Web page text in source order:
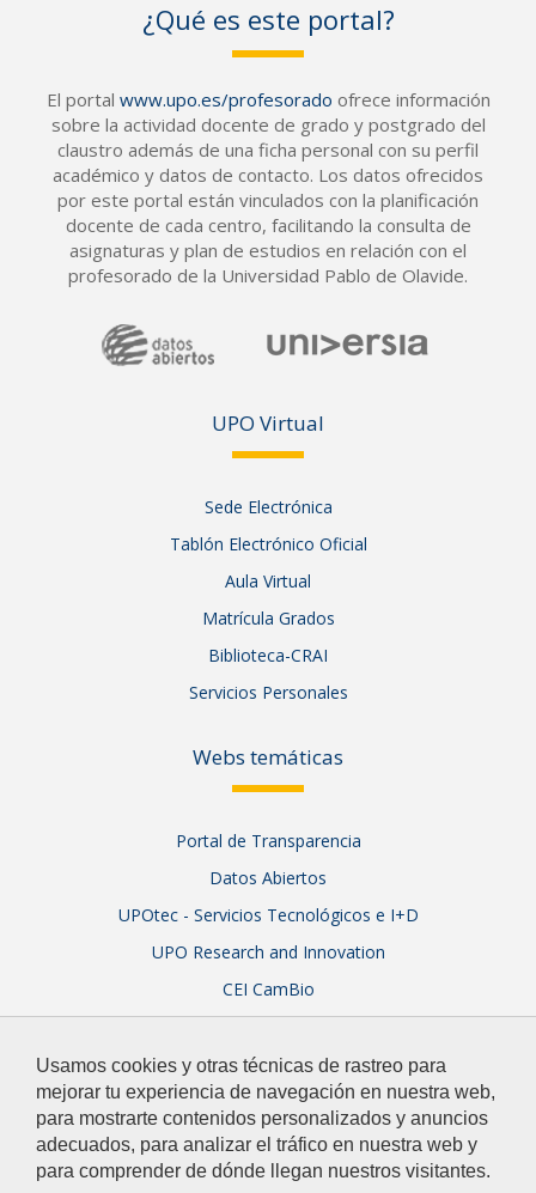
Usamos cookies y otras técnicas de rastreo para
mejorar tu experiencia de navegación en nuestra web,
para mostrarte contenidos personalizados y anuncios
adecuados, para analizar el tráfico en nuestra web y
para comprender de dónde llegan nuestros visitantes.
¿Qué es este portal?
El portal www.upo.es/profesorado ofrece información
sobre la actividad docente de grado y postgrado del
claustro además de una ficha personal con su perfil
académico y datos de contacto. Los datos ofrecidos
por este portal están vinculados con la planificación
docente de cada centro, facilitando la consulta de
asignaturas y plan de estudios en relación con el
profesorado de la Universidad Pablo de Olavide.
UPO Virtual
Sede Electrónica
Tablón Electrónico Oficial
Aula Virtual
Matrícula Grados
Biblioteca-CRAI
Servicios Personales
Webs temáticas
Portal de Transparencia
Datos Abiertos
UPOtec - Servicios Tecnológicos e I+D
UPO Research and Innovation
CEI CamBio